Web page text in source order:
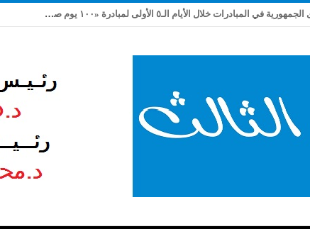
الشرقية تحتل المركز الأول على مستوى الجمهورية في المبادرات خلال الأيام الـ٥ الأولى لمبادرة «١٠٠ يوم صحة»